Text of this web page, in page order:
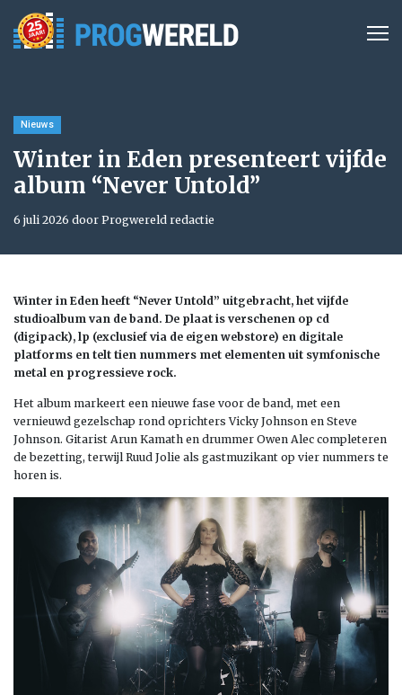
Nieuws
Winter in Eden presenteert vijfde
album “Never Untold”
6 juli 2026 door Progwereld redactie
Winter in Eden heeft “Never Untold” uitgebracht, het vijfde
studioalbum van de band. De plaat is verschenen op cd
(digipack), lp (exclusief via de eigen webstore) en digitale
platforms en telt tien nummers met elementen uit symfonische
metal en progressieve rock.
Het album markeert een nieuwe fase voor de band, met een
vernieuwd gezelschap rond oprichters Vicky Johnson en Steve
Johnson. Gitarist Arun Kamath en drummer Owen Alec completeren
de bezetting, terwijl Ruud Jolie als gastmuzikant op vier nummers te
horen is.